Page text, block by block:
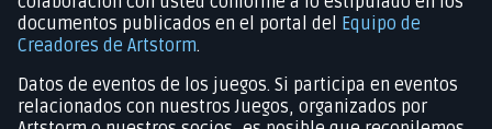
documentos publicados en el portal del Equipo de
Creadores de Artstorm.
Datos de eventos de los juegos. Si participa en eventos
relacionados con nuestros Juegos, organizados por